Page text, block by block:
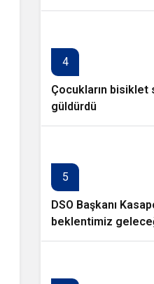
edildi
4
Çocukların bisiklet
güldürdü
5
DSO Başkanı
beklentimiz
planlayabileceğimiz